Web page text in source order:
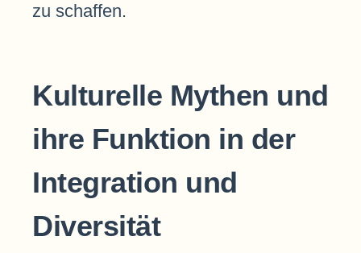
zu schaffen.
Kulturelle Mythen und
ihre Funktion in der
Integration und
Diversität